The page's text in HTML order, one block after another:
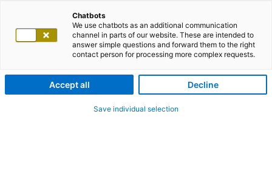
Chatbots
We use chatbots as an additional communication
channel in parts of our website. These are intended to
answer simple questions and forward them to the right
contact person for processing more complex requests.
Accept all Decline
Save individual selection